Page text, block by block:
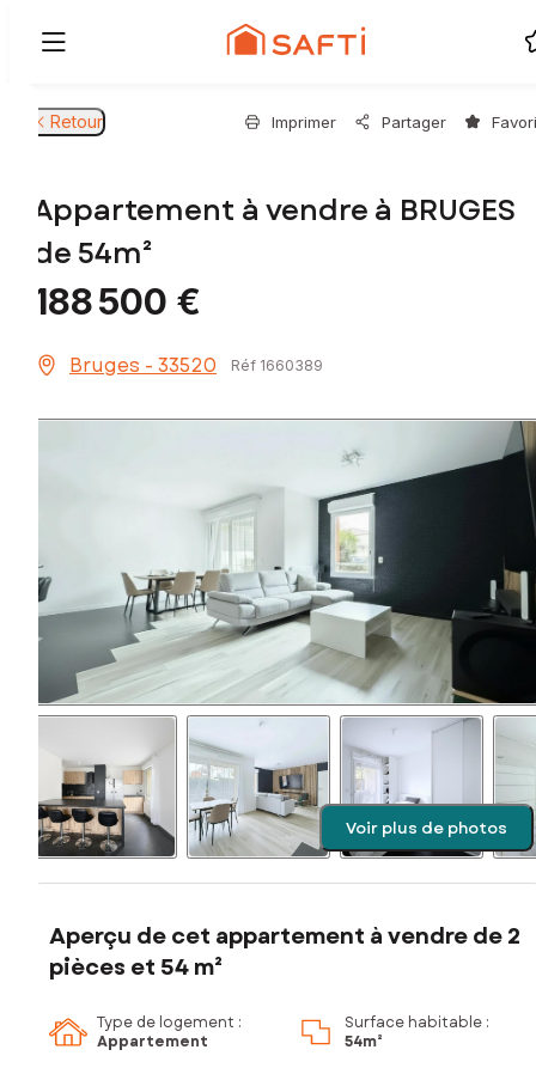
Retour Imprimer Partager
Appartement à vendre à BRUGES
de 54m²
188 500 €
Bruges - 33520 Réf 1660389
Voir plus de photos
Aperçu de cet appartement à vendre de 2
pièces et 54 m²
Type de logement :
Appartement
Surface habitable :
54m²